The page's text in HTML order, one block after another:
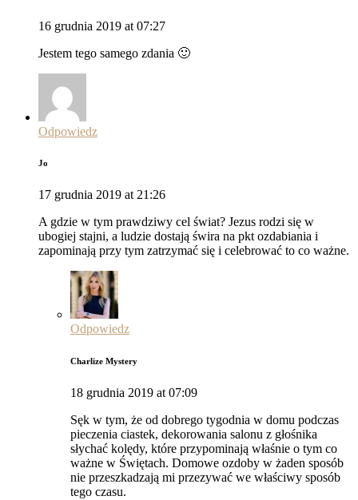
16 grudnia 2019 at 07:27
Jestem tego samego zdania 🙂
Odpowiedz
Jo
17 grudnia 2019 at 21:26
A gdzie w tym prawdziwy cel świat? Jezus rodzi się w
ubogiej stajni, a ludzie dostają świra na pkt ozdabiania i
zapominają przy tym zatrzymać się i celebrować to co ważne.
Odpowiedz
Charlize Mystery
18 grudnia 2019 at 07:09
Sęk w tym, że od dobrego tygodnia w domu podczas
pieczenia ciastek, dekorowania salonu z głośnika
słychać kolędy, które przypominają właśnie o tym co
ważne w Świętach. Domowe ozdoby w żaden sposób
nie przeszkadzają mi przezywać we właściwy sposób
tego czasu.